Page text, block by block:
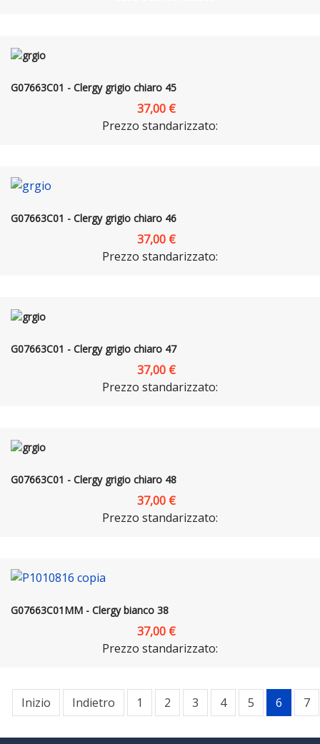
G07663C01 - Clergy grigio chiaro 45
37,00 €
Prezzo standarizzato:
G07663C01 - Clergy grigio chiaro 46
37,00 €
Prezzo standarizzato:
G07663C01 - Clergy grigio chiaro 47
37,00 €
Prezzo standarizzato:
G07663C01 - Clergy grigio chiaro 48
37,00 €
Prezzo standarizzato:
G07663C01MM - Clergy bianco 38
37,00 €
Prezzo standarizzato:
Inizio Indietro 1 2 3 4 5 6 7